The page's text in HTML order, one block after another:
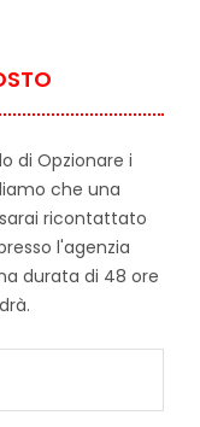
di Opzionare i
che una
ricontattato
l'agenzia
durata di 48 ore